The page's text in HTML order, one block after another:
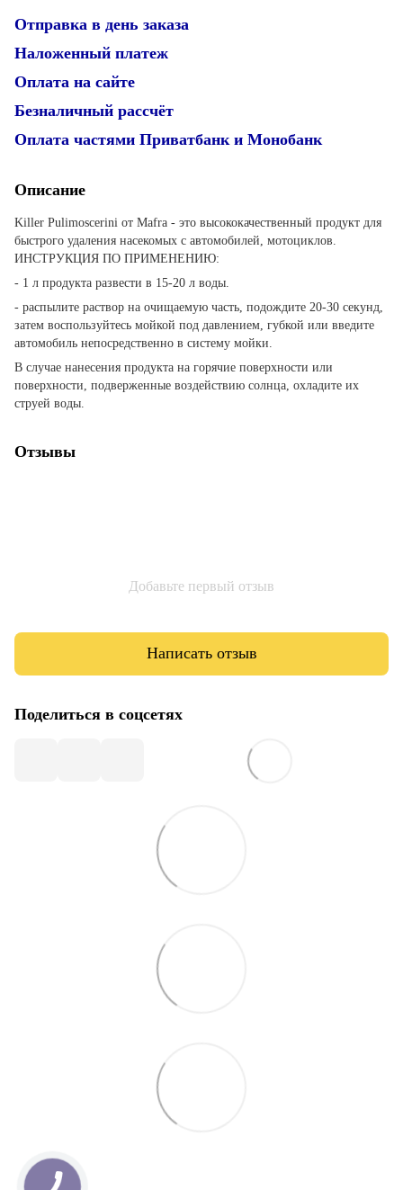
Отправка в день заказа
Наложенный платеж
Оплата на сайте
Безналичный рассчёт
Оплата частями Приватбанк и Монобанк
Описание
Killer Pulimoscerini от Mafra - это высококачественный продукт для
быстрого удаления насекомых с автомобилей, мотоциклов.
ИНСТРУКЦИЯ ПО ПРИМЕНЕНИЮ:
- 1 л продукта развести в 15-20 л воды.
- распылите раствор на очищаемую часть, подождите 20-30 секунд,
затем воспользуйтесь мойкой под давлением, губкой или введите
автомобиль непосредственно в систему мойки.
В случае нанесения продукта на горячие поверхности или
поверхности, подверженные воздействию солнца, охладите их
струей воды.
Отзывы
Добавьте первый отзыв
Написать отзыв
Поделиться в соцсетях